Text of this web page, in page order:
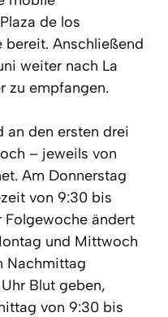
de los
bereit. Anschließend
weiter nach La
zu empfangen.
an den ersten drei
– jeweils von
Am Donnerstag
von 9:30 bis
Folgewoche ändert
und Mittwoch
Nachmittag
Blut geben,
von 9:30 bis